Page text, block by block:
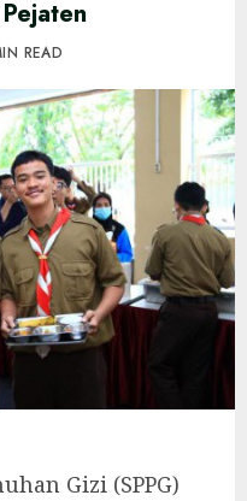
READ
Gizi (SPPG)